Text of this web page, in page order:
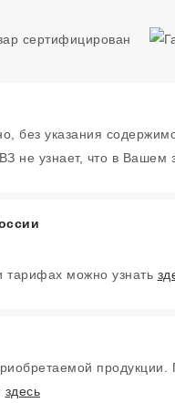
без указания
не узнает, что в Вашем
тарифах можно узнать
здесь